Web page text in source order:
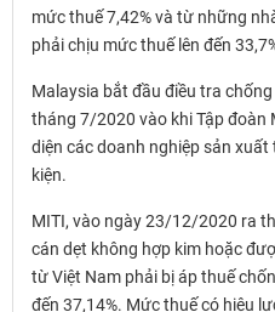
mức thuế 7,42% và từ những
phải chịu mức thuế lên đến
Malaysia bắt đầu điều tra
tháng 7/2020 vào khi Tập đoàn
diện các doanh nghiệp sản
kiện.
MITI, vào ngày 23/12/2020 ra
cán dẹt không hợp kim hoặc
từ Việt Nam phải bị áp thuế
đến 37,14%. Mức thuế có hiệu